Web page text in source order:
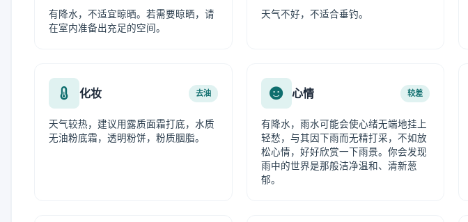
有降水，不适宜晾晒。若需要晾晒，请
在室内准备出充足的空间。
天气不好，不适合垂钓。
化妆 去油
天气较热，建议用露质面霜打底，水质
无油粉底霜，透明粉饼，粉质胭脂。
心情 较差
有降水，雨水可能会使心绪无端地挂上
轻愁，与其因下雨而无精打采，不如放
松心情，好好欣赏一下雨景。你会发现
雨中的世界是那般洁净温和、清新葱
郁。